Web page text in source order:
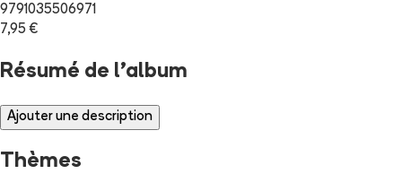
9791035506971
7,95 €
Résumé de l'album
Ajouter une description
Thèmes